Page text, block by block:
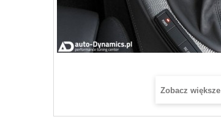
Zobacz większe